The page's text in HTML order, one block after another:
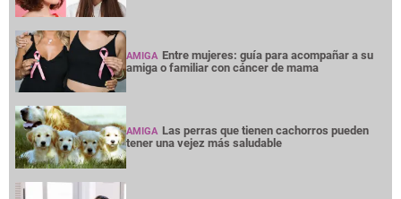
AMIGA Entre mujeres: guía para acompañar a su
amiga o familiar con cáncer de mama
AMIGA Las perras que tienen cachorros pueden
tener una vejez más saludable